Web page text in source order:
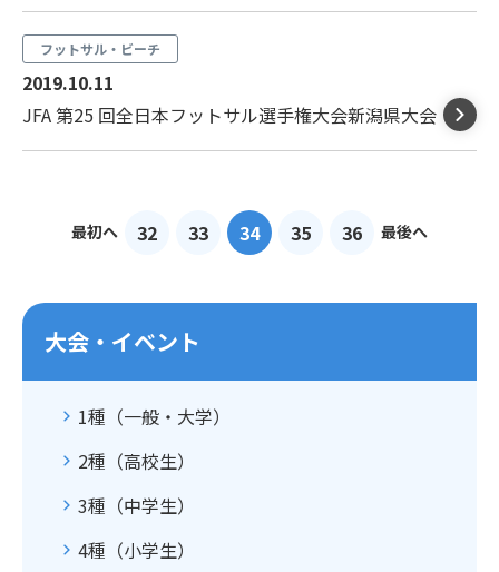
フットサル・ビーチ
2019.10.11
JFA 第25 回全日本フットサル選手権大会新潟県大会
最初へ 32 33 34 35 36 最後へ
大会・イベント
1種（一般・大学）
2種（高校生）
3種（中学生）
4種（小学生）